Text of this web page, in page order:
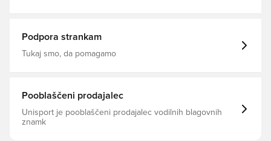
Podpora strankam
Tukaj smo, da pomagamo
Pooblaščeni prodajalec
Unisport je pooblaščeni prodajalec vodilnih blagovnih
znamk